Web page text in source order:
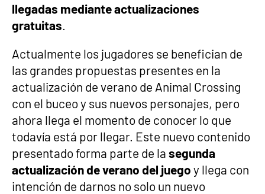
llegadas mediante actualizaciones
gratuitas.
Actualmente los jugadores se benefician de
las grandes propuestas presentes en la
actualización de verano de Animal Crossing
con el buceo y sus nuevos personajes, pero
ahora llega el momento de conocer lo que
todavía está por llegar. Este nuevo contenido
presentado forma parte de la segunda
actualización de verano del juego y llega con
intención de darnos no solo un nuevo